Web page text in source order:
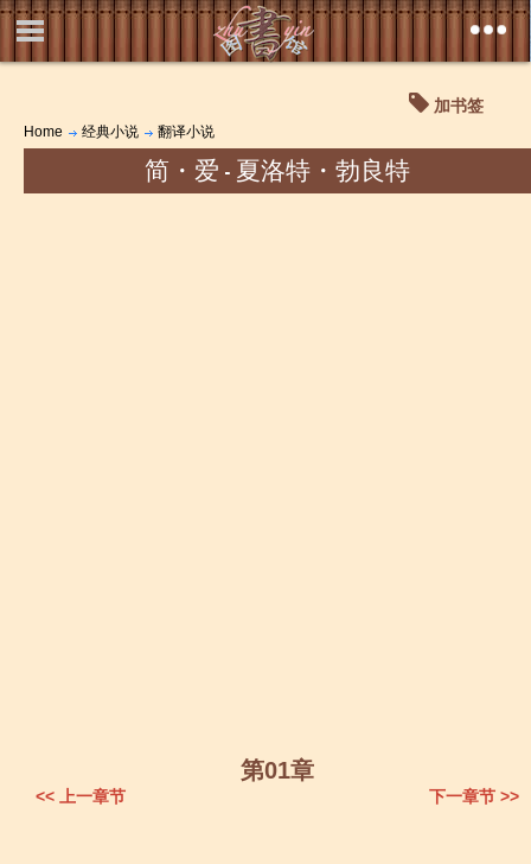
加书签
Home 经典小说 翻译小说
简・爱 - 夏洛特・勃良特
第01章
<< 上一章节 下一章节 >>